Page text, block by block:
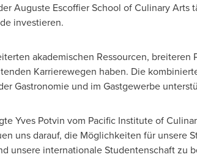
Auguste Escoffier School of Culinary Arts
investieren.
akademischen Ressourcen, breiteren
Karrierewegen haben. Die
Gastronomie und im Gastgewerbe
Yves Potvin vom Pacific Institute of
uns darauf, die Möglichkeiten für unsere
unsere internationale Studentenschaft zu